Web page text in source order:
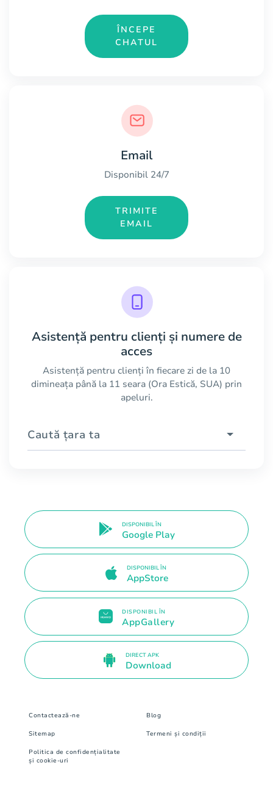
ÎNCEPE
CHATUL
Email
Disponibil 24/7
TRIMITE
EMAIL
Asistență pentru clienți și numere de
acces
Asistență pentru clienți în fiecare zi de la 10
dimineața până la 11 seara (Ora Estică, SUA) prin
apeluri.
Caută țara ta
DISPONIBIL ÎN
Google Play
DISPONIBIL ÎN
AppStore
DISPONIBIL ÎN
AppGallery
DIRECT APK
Download
Contactează-ne Blog
Sitemap Termeni și condiții
Politica de confidențialitate
și cookie-uri